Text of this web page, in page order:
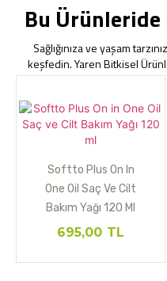
Bu
Sağlığınıza ve yaşam
keşfedin. Yaren Bitkisel
Softto Plus On In
One Oil Saç Ve Cilt
Bakım Yağı 120 Ml
695,00TL